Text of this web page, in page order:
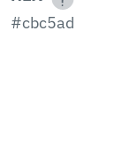
#cbc5ad